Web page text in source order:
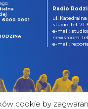
6000 0001
Radio
ul. Katedralna
studio: tel. 71
e-mail:
newsroom:
e-mail:
cookie by